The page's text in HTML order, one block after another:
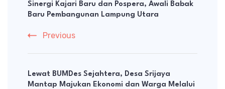
Navigation
Sinergi Kajari Baru dan Pospera, Awali Babak
Baru Pembangunan Lampung Utara
Previous
Lewat BUMDes Sejahtera, Desa Srijaya
Mantap Majukan Ekonomi dan Warga Melalui